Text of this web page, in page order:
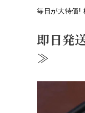
毎日が大特価!
即日発
≫